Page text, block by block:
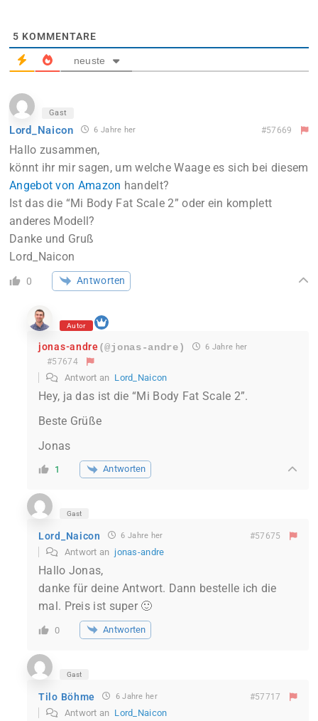
5 KOMMENTARE
neuste
Gast
Lord_Naicon 6 Jahre her #57669
Hallo zusammen,
könnt ihr mir sagen, um welche Waage es sich bei diesem
Angebot von Amazon handelt?
Ist das die “Mi Body Fat Scale 2” oder ein komplett
anderes Modell?
Danke und Gruß
Lord_Naicon
0 Antworten
Autor
jonas-andre(@jonas-andre) 6 Jahre her
#57674
Antwort an Lord_Naicon
Hey, ja das ist die “Mi Body Fat Scale 2”.
Beste Grüße
Jonas
1 Antworten
Gast
Lord_Naicon 6 Jahre her #57675
Antwort an jonas-andre
Hallo Jonas,
danke für deine Antwort. Dann bestelle ich die
mal. Preis ist super 🙂
0 Antworten
Gast
Tilo Böhme 6 Jahre her #57717
Antwort an Lord_Naicon